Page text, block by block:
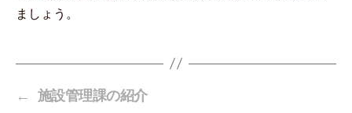
ましょう。
←
施設管理課の紹介